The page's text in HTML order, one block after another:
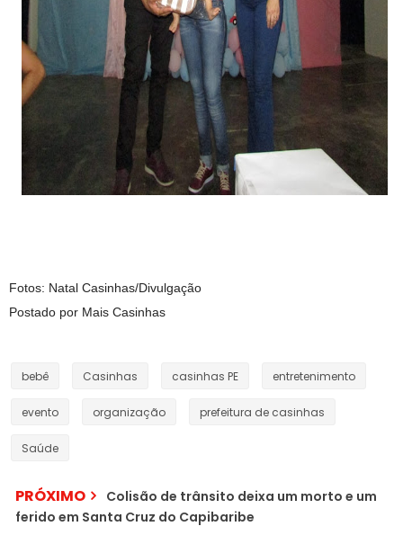
Fotos: Natal Casinhas/Divulgação
Postado por Mais Casinhas
bebê Casinhas casinhas PE entretenimento
evento organização prefeitura de casinhas
Saúde
PRÓXIMO
Colisão de trânsito deixa um morto e um
ferido em Santa Cruz do Capibaribe